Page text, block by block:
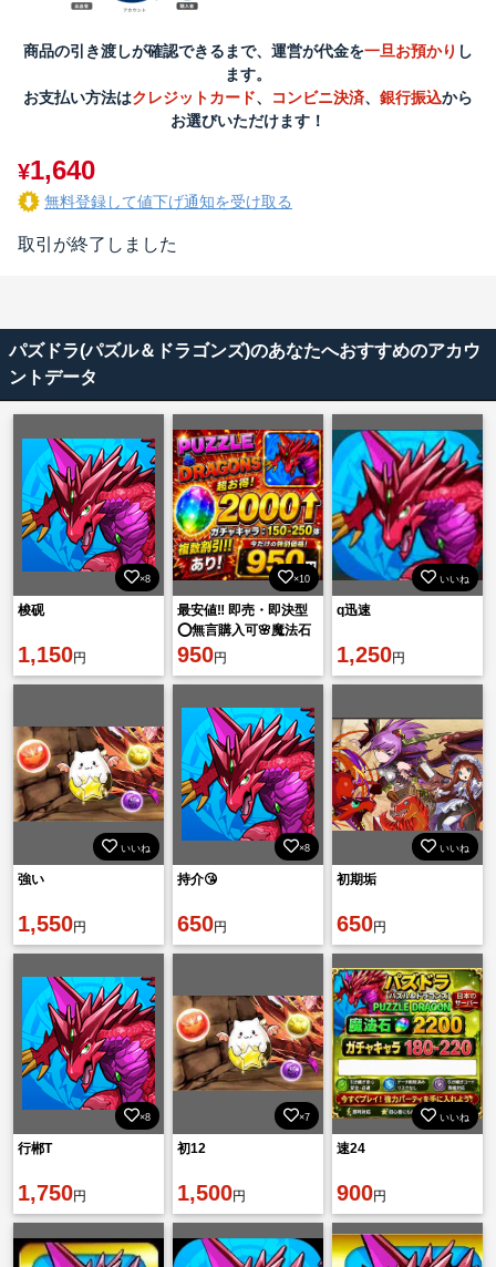
商品の引き渡しが確認できるまで、運営が代金を一旦お預かり し
ます。
お支払い方法はクレジットカード、 コンビニ決済、 銀行振込から
お選びいただけます！
¥1,640
無料登録して値下げ通知を受け取る
取引が終了しました
パズドラ(パズル＆ドラゴンズ)のあなたへおすすめのアカウ
ントデータ
×8
梭砚
1,150円
×10
最安値‼️ 即売・即決型
⭕️無言購入可🌸魔法石
の数2000個！
950円
いいね
q迅速
1,250円
いいね
強い
1,550円
×8
持介😘
650円
いいね
初期垢
650円
×8
行郴T
1,750円
×7
初12
1,500円
いいね
速24
900円